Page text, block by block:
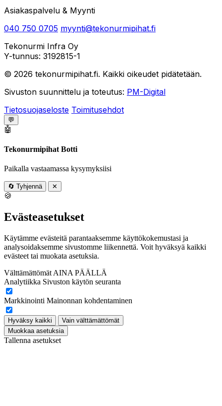
Asiakaspalvelu & Myynti
040 750 0705 myynti@tekonurmipihat.fi
Tekonurmi Infra Oy
Y-tunnus: 3192815-1
© 2026 tekonurmipihat.fi. Kaikki oikeudet pidätetään.
Sivuston suunnittelu ja toteutus: PM-Digital
Tietosuojaseloste Toimitusehdot
💬
🤖
Tekonurmipihat Botti
Paikalla vastaamassa kysymyksiisi
🔄 Tyhjennä ✕
🍪
Evästeasetukset
Käytämme evästeitä parantaaksemme käyttökokemustasi ja
analysoidaksemme sivustomme liikennettä. Voit hyväksyä kaikki
evästeet tai muokata asetuksia.
Välttämättömät AINA PÄÄLLÄ
Analytiikka Sivuston käytön seuranta
Markkinointi Mainonnan kohdentaminen
Hyväksy kaikki
Vain välttämättömät
Muokkaa asetuksia
Tallenna asetukset